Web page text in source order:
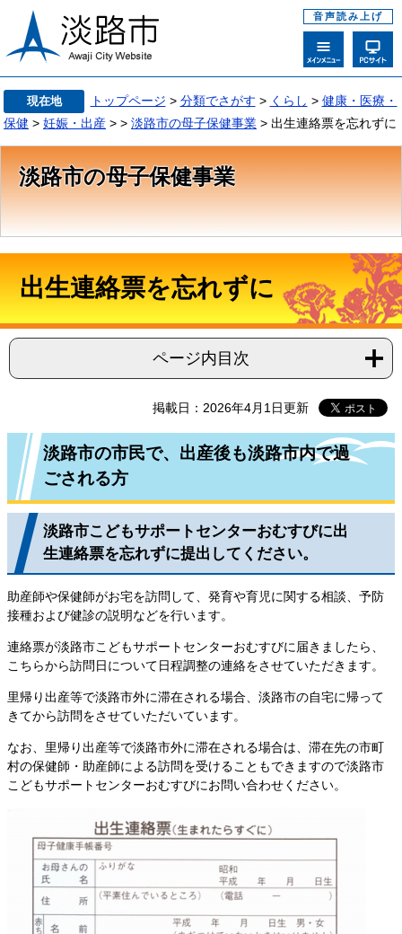
音声読み上げ
現在地 トップページ > 分類でさがす > くらし > 健康・医療・
保健 > 妊娠・出産 > > 淡路市の母子保健事業 > 出生連絡票を忘れずに
淡路市の母子保健事業
出生連絡票を忘れずに
ページ内目次
掲載日：2026年4月1日更新
淡路市の市民で、出産後も淡路市内で過
ごされる方
淡路市こどもサポートセンターおむすびに出
生連絡票を忘れずに提出してください。
助産師や保健師がお宅を訪問して、発育や育児に関する相談、予防
接種および健診の説明などを行います。
連絡票が淡路市こどもサポートセンターおむすびに届きましたら、
こちらから訪問日について日程調整の連絡をさせていただきます。
里帰り出産等で淡路市外に滞在される場合、淡路市の自宅に帰って
きてから訪問をさせていただいています。
なお、里帰り出産等で淡路市外に滞在される場合は、滞在先の市町
村の保健師・助産師による訪問を受けることもできますので淡路市
こどもサポートセンターおむすびにお問い合わせください。